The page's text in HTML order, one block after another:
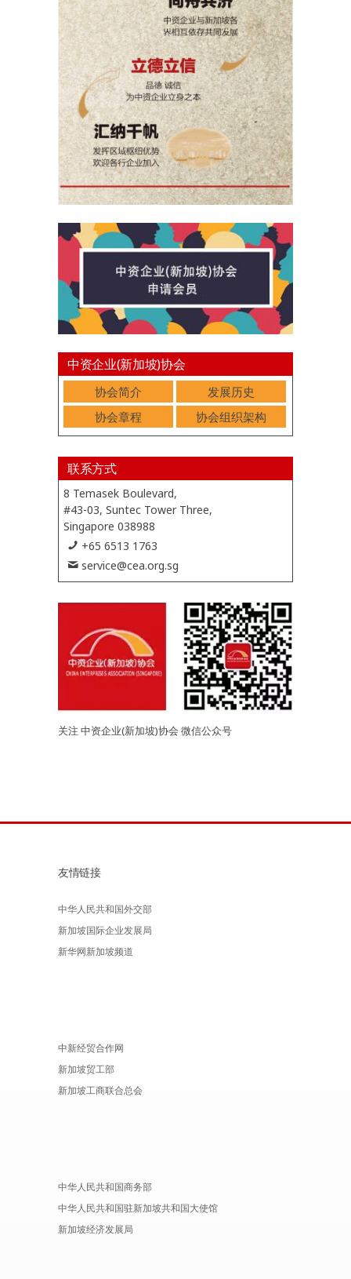
中资企业(新加坡)协会
协会简介
发展历史
协会章程
协会组织架构
联系方式
8 Temasek Boulevard,
#43-03, Suntec Tower Three,
Singapore 038988
+65 6513 1763
service@cea.org.sg
关注 中资企业(新加坡)协会 微信公众号
友情链接
中华人民共和国外交部
新加坡国际企业发展局
新华网新加坡频道
中新经贸合作网
新加坡贸工部
新加坡工商联合总会
中华人民共和国商务部
中华人民共和国驻新加坡共和国大使馆
新加坡经济发展局